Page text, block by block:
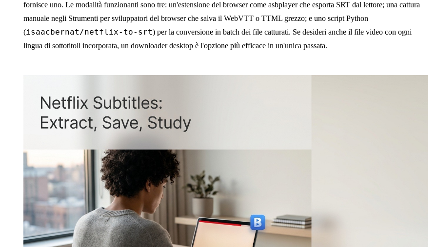
fornisce uno. Le modalità funzionanti sono tre: un'estensione del browser come asbplayer che esporta SRT dal lettore; una cattura
manuale negli Strumenti per sviluppatori del browser che salva il WebVTT o TTML grezzo; e uno script Python
(isaacbernat/netflix-to-srt) per la conversione in batch dei file catturati. Se desideri anche il file video con ogni
lingua di sottotitoli incorporata, un downloader desktop è l'opzione più efficace in un'unica passata.